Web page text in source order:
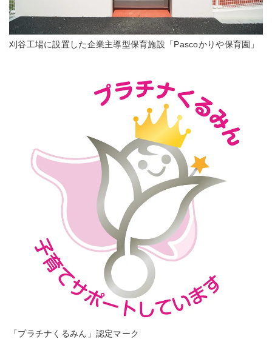
刈谷工場に設置した企業主導型保育施設「Pascoかりや保育園」
「プラチナくるみん」認定マーク